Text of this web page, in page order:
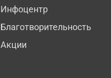
Инфоцентр
Благотворительность
Акции